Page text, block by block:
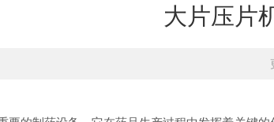
大片压片